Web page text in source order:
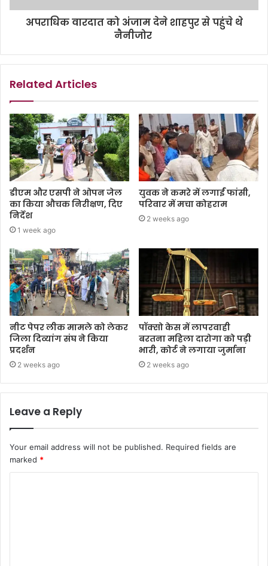
अपराधिक वारदात को अंजाम देने शाहपुर से पहुंचे थे
नैनीजोर
Related Articles
डीएम और एसपी ने ओपन जेल
का किया औचक निरीक्षण, दिए
निर्देश
1 week ago
युवक ने कमरे में लगाईं फांसी,
परिवार में मचा कोहराम
2 weeks ago
नीट पेपर लीक मामले को लेकर
जिला दिव्यांग संघ ने किया
प्रदर्शन
2 weeks ago
पॉक्सो केस में लापरवाही
बरतना महिला दारोगा को पड़ी
भारी, कोर्ट ने लगाया जुर्माना
2 weeks ago
Leave a Reply
Your email address will not be published. Required fields are
marked *